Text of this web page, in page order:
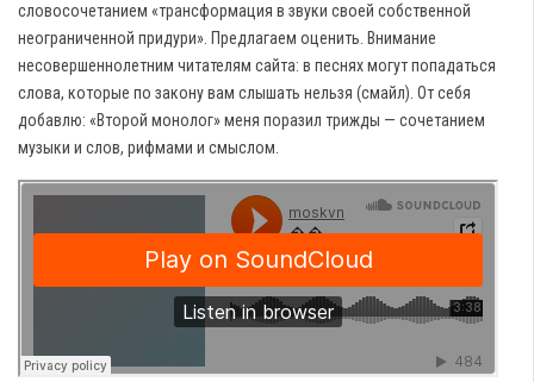
словосочетанием «трансформация в звуки своей собственной
неограниченной придури». Предлагаем оценить. Внимание
несовершеннолетним читателям сайта: в песнях могут попадаться
слова, которые по закону вам слышать нельзя (смайл). От себя
добавлю: «Второй монолог» меня поразил трижды — сочетанием
музыки и слов, рифмами и смыслом.